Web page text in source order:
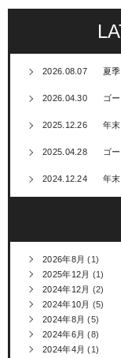
2026.08.07 夏
2026.04.30 ゴ
2025.12.26 年
2025.04.28 ゴ
2024.12.24 年
2026年8月 (1)
2025年12月 (1)
2024年12月 (2)
2024年10月 (5)
2024年8月 (5)
2024年6月 (8)
2024年4月 (1)